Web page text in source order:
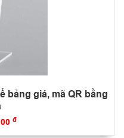
bảng giá, mã QR bằng
đ